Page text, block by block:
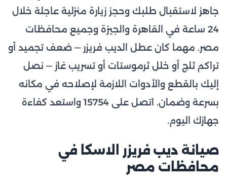
جاهز لاستقبال طلبك وحجز زيارة منزلية عاجلة خلال
24 ساعة في القاهرة والجيزة وجميع محافظات
مصر. مهما كان عطل الديب فريزر — ضعف تجميد أو
تراكم ثلج أو خلل ثرموستات أو تسريب غاز — نصل
إليك بالقطع والأدوات اللازمة لإصلاحه في مكانه
بسرعة وضمان. اتصل على 15754 واستعد كفاءة
جهازك اليوم.
صيانة ديب فريزر الاسكا في
محافظات مصر